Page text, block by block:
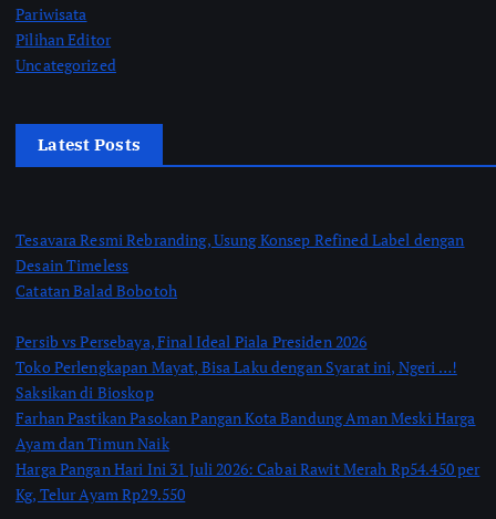
Pariwisata
Pilihan Editor
Uncategorized
Latest Posts
Tesavara Resmi Rebranding, Usung Konsep Refined Label dengan
Desain Timeless
Catatan Balad Bobotoh
Persib vs Persebaya, Final Ideal Piala Presiden 2026
Toko Perlengkapan Mayat, Bisa Laku dengan Syarat ini, Ngeri …!
Saksikan di Bioskop
Farhan Pastikan Pasokan Pangan Kota Bandung Aman Meski Harga
Ayam dan Timun Naik
Harga Pangan Hari Ini 31 Juli 2026: Cabai Rawit Merah Rp54.450 per
Kg, Telur Ayam Rp29.550